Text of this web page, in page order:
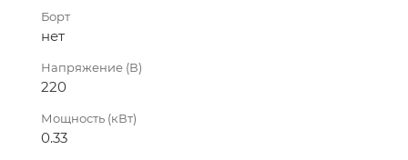
Борт
нет
Напряжение (В)
220
Мощность (кВт)
0.33